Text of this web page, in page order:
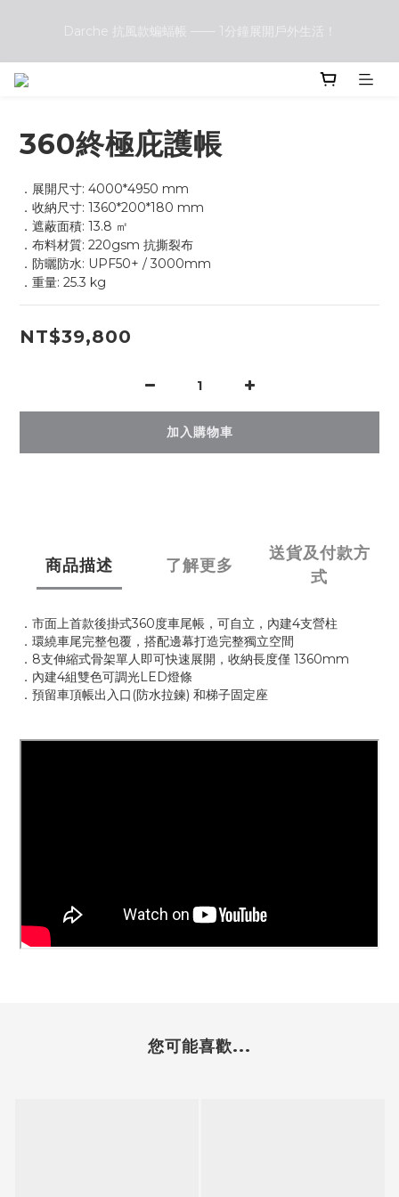
Darche 抗風款蝙蝠帳 —— 1分鐘展開戶外生活！
Darche 抗風款蝙蝠帳 —— 1分鐘展開戶外生活！
Front Runner vs. Darche 露營椅大評比：哪一款更符合你的戶
Darche 抗風款蝙蝠帳 —— 1分鐘展開戶外生活！
360終極庇護帳
．展開尺寸: 4000*4950 mm
．收納尺寸: 1360*200*180 mm
．遮蔽面積: 13.8 ㎡
．布料材質: 220gsm 抗撕裂布
．防曬防水: UPF50+ / 3000mm
．重量: 25.3 kg
NT$39,800
加入購物車
商品描述 了解更多
送貨及付款方
式
．市面上首款後掛式360度車尾帳，可自立，內建4支營柱
．環繞車尾完整包覆，搭配邊幕打造完整獨立空間
．8支伸縮式骨架單人即可快速展開，收納長度僅 1360mm
．內建4組雙色可調光LED燈條
．預留車頂帳出入口(防水拉鍊) 和梯子固定座
您可能喜歡...